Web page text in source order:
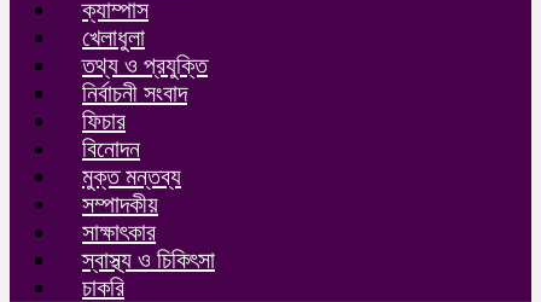
ক্যাম্পাস
খেলাধুলা
তথ্য ও প্রযুক্তি
নির্বাচনী সংবাদ
ফিচার
বিনোদন
মুক্ত মন্তব্য
সম্পাদকীয়
সাক্ষাৎকার
স্বাস্থ্য ও চিকিৎসা
চাকরি